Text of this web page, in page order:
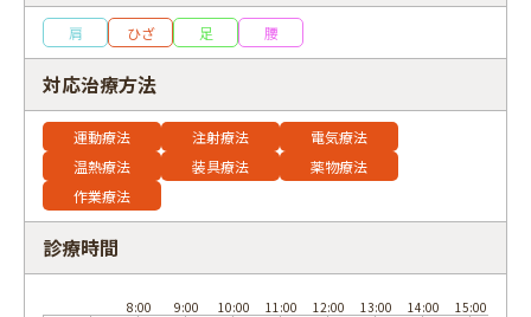
肩 ひざ 足 腰
対応治療方法
運動療法 注射療法
電気療法
温熱療法
装具療法
薬物療法
作業療法
診療時間